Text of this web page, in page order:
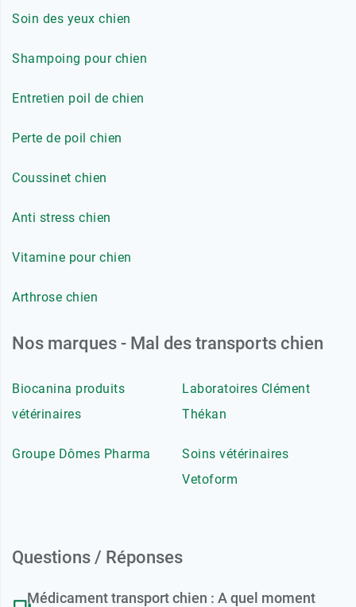
Soin des yeux chien
Shampoing pour chien
Entretien poil de chien
Perte de poil chien
Coussinet chien
Anti stress chien
Vitamine pour chien
Arthrose chien
Nos marques - Mal des transports chien
Biocanina produits
vétérinaires
Laboratoires Clément
Thékan
Groupe Dômes Pharma
Soins vétérinaires
Vetoform
Questions / Réponses
Médicament transport chien : A quel moment